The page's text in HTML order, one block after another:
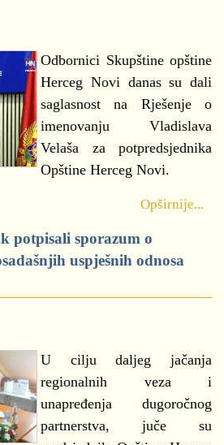
Odbornici Skupštine opštine
Herceg Novi danas su dali
saglasnost na Rješenje o
imenovanju Vladislava
Velaša za potpredsjednika
Opštine Herceg Novi.
Opširnije...
potpisali sporazum o
uspješnih odnosa
U cilju daljeg jačanja
regionalnih veza i
unapređenja dugoročnog
partnerstva, juče su